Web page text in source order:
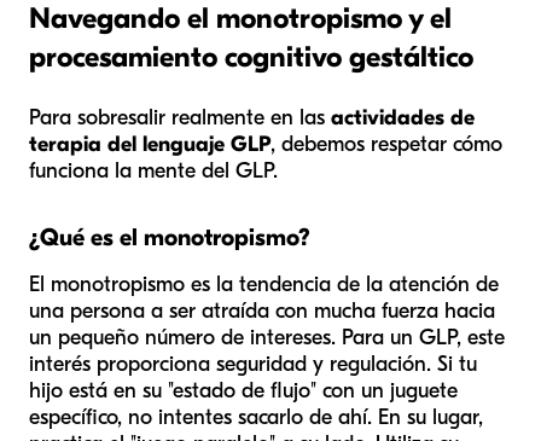
Navegando el monotropismo y el
procesamiento cognitivo gestáltico
Para sobresalir realmente en las actividades de
terapia del lenguaje GLP, debemos respetar cómo
funciona la mente del GLP.
¿Qué es el monotropismo?
El monotropismo es la tendencia de la atención de
una persona a ser atraída con mucha fuerza hacia
un pequeño número de intereses. Para un GLP, este
interés proporciona seguridad y regulación. Si tu
hijo está en su "estado de flujo" con un juguete
específico, no intentes sacarlo de ahí. En su lugar,